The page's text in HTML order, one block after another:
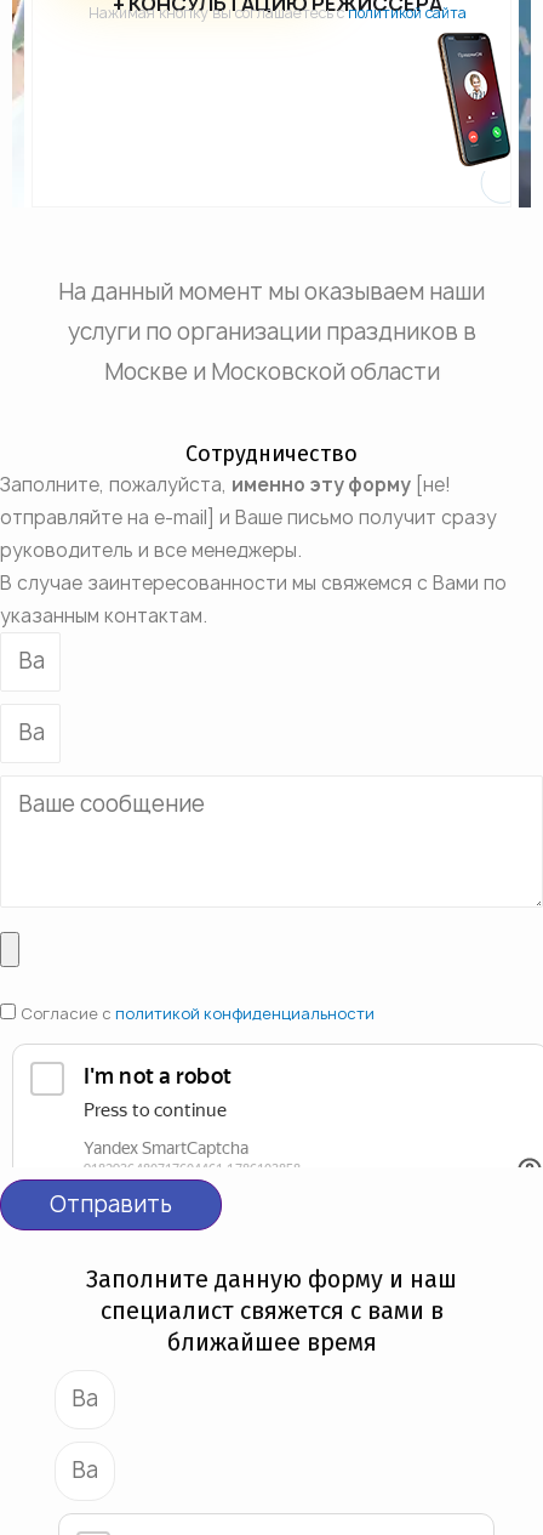
Нажимая кнопку вы соглашаетесь сполитикой сайта
На данный момент мы оказываем наши
услуги по организации праздников в
Москве и Московской области
Сотрудничество
Заполните, пожалуйста, именно эту форму [не!
отправляйте на e-mail] и Ваше письмо получит сразу
руководитель и все менеджеры.
В случае заинтересованности мы свяжемся с Вами по
указанным контактам.
Согласие с политикой конфиденциальности
Отправить
Заполните данную форму и наш
специалист свяжется с вами в
ближайшее время